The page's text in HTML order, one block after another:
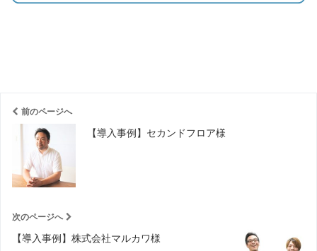
前のページへ
【導入事例】セカンドフロア様
次のページへ
【導入事例】株式会社マルカワ様